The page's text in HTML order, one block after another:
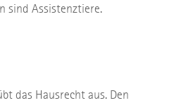
sind Assistenztiere.
das Hausrecht aus. Den